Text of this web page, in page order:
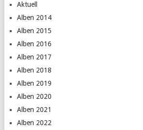
Aktuell
Alben 2014
Alben 2015
Alben 2016
Alben 2017
Alben 2018
Alben 2019
Alben 2020
Alben 2021
Alben 2022